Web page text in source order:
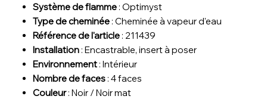
Système de flamme: Optimyst
Type de cheminée: Cheminée à vapeur d'eau
Référence de l'article: 211439
Installation : Encastrable, insert à poser
Environnement : Intérieur
Nombre de faces: 4 faces
Couleur: Noir / Noir mat